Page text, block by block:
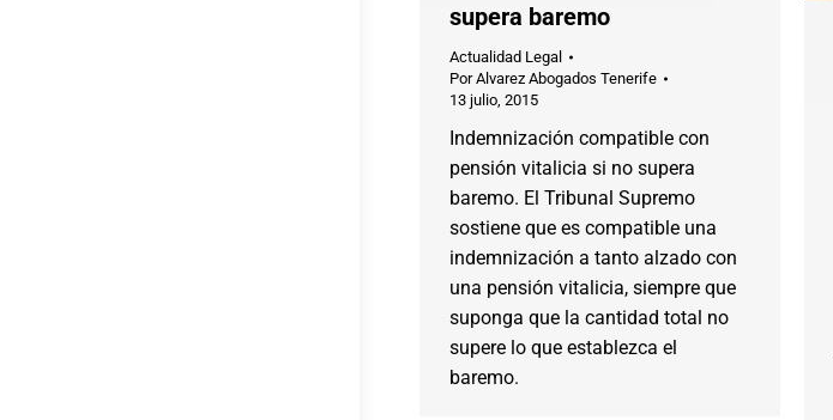
supera baremo
Actualidad Legal
PorAlvarez Abogados Tenerife
13 julio, 2015
Indemnización compatible con
pensión vitalicia si no supera
baremo. El Tribunal Supremo
sostiene que es compatible una
indemnización a tanto alzado con
una pensión vitalicia, siempre que
suponga que la cantidad total no
supere lo que establezca el
baremo.